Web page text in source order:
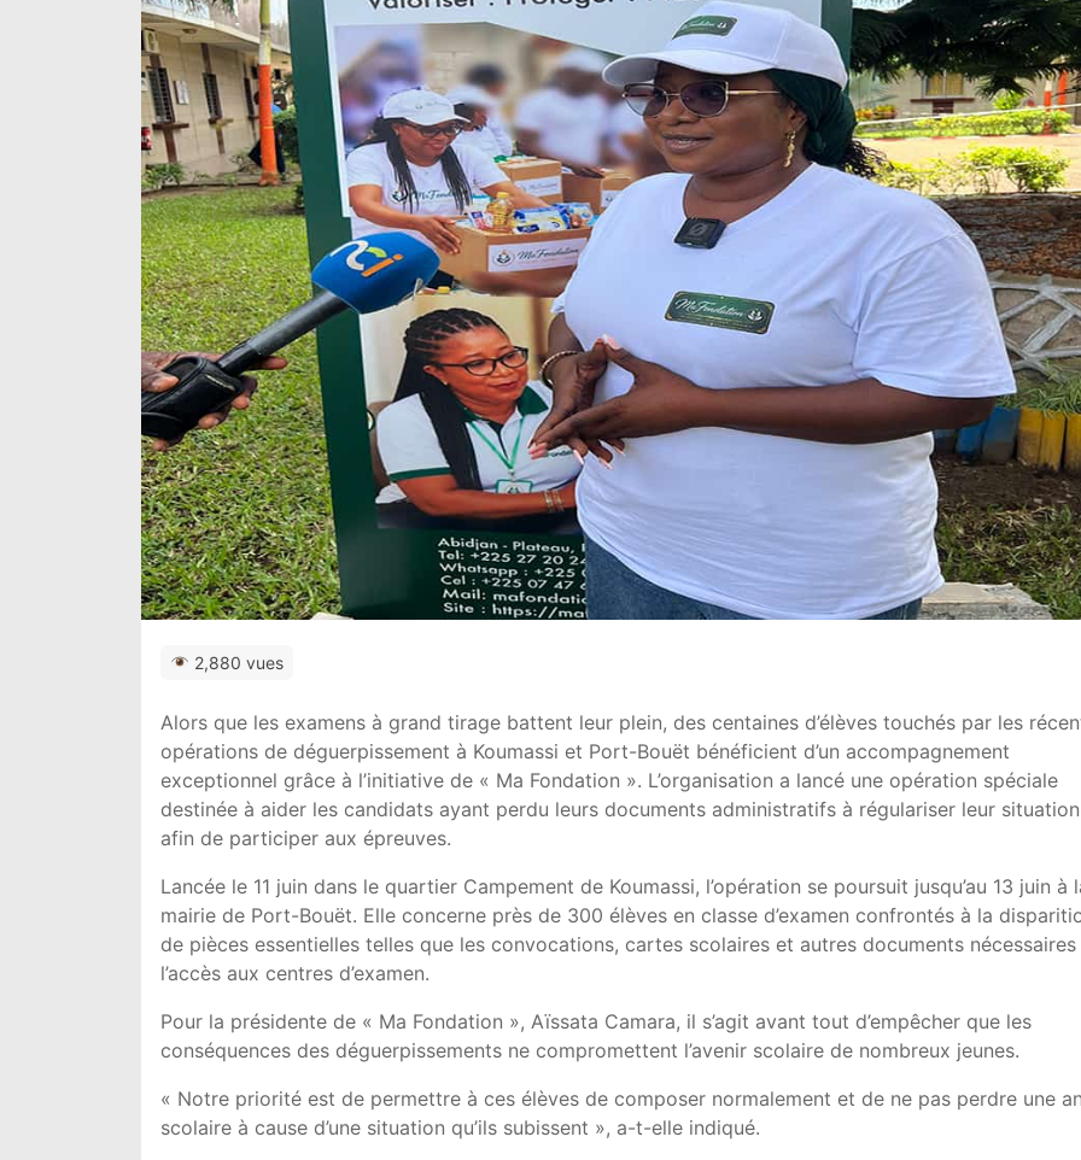
2,880 vues
Alors que les examens à grand tirage battent leur plein, des centaines d’élèves touchés par les
opérations de déguerpissement à Koumassi et Port-Bouët bénéficient d’un accompagnement
exceptionnel grâce à l’initiative de « Ma Fondation ». L’organisation a lancé une opération spéciale
destinée à aider les candidats ayant perdu leurs documents administratifs à régulariser leur situation
afin de participer aux épreuves.
Lancée le 11 juin dans le quartier Campement de Koumassi, l’opération se poursuit jusqu’au 13 juin à
mairie de Port-Bouët. Elle concerne près de 300 élèves en classe d’examen confrontés à la
de pièces essentielles telles que les convocations, cartes scolaires et autres documents nécessaires
l’accès aux centres d’examen.
Pour la présidente de « Ma Fondation », Aïssata Camara, il s’agit avant tout d’empêcher que les
conséquences des déguerpissements ne compromettent l’avenir scolaire de nombreux jeunes.
« Notre priorité est de permettre à ces élèves de composer normalement et de ne pas perdre une
scolaire à cause d’une situation qu’ils subissent », a-t-elle indiqué.